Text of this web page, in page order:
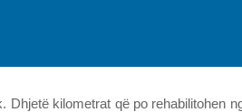
kilometrat që po rehabilitohen